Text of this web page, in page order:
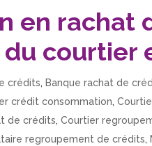
en rachat
courtier
crédits, Banque rachat de
crédit consommation,
de crédits,Courtier
regroupement de crédits,